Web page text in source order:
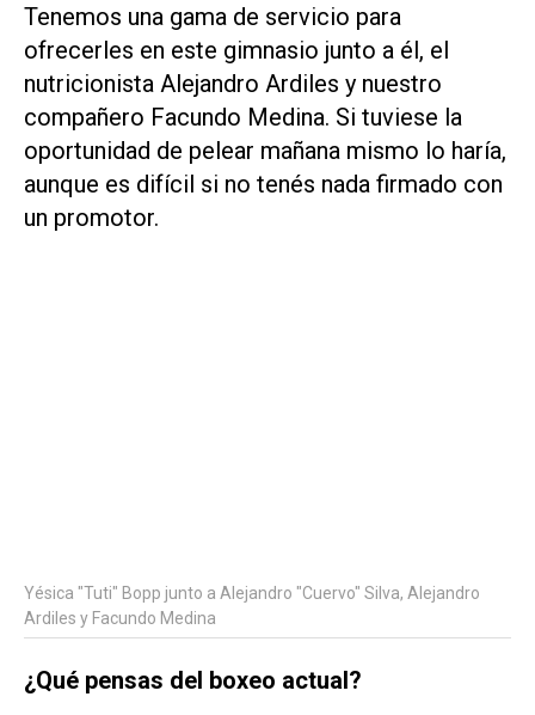
Tenemos una gama de servicio para
ofrecerles en este gimnasio junto a él, el
nutricionista Alejandro Ardiles y nuestro
compañero Facundo Medina. Si tuviese la
oportunidad de pelear mañana mismo lo haría,
aunque es difícil si no tenés nada firmado con
un promotor.
Yésica "Tuti" Bopp junto a Alejandro "Cuervo" Silva, Alejandro
Ardiles y Facundo Medina
¿Qué pensas del boxeo actual?